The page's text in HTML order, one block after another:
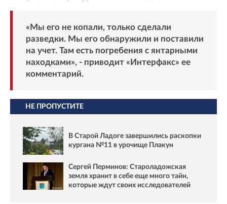
«Мы его не копали, только сделали
разведки. Мы его обнаружили и поставили
на учет. Там есть погребения с янтарными
находками», - приводит « Интерфакс» ее
комментарий.
НЕ ПРОПУСТИТЕ
В Старой Ладоге завершились раскопки
кургана №11 в урочище Плакун
Сергей Перминов: Староладожская
земля хранит в себе еще много тайн,
которые ждут своих исследователей